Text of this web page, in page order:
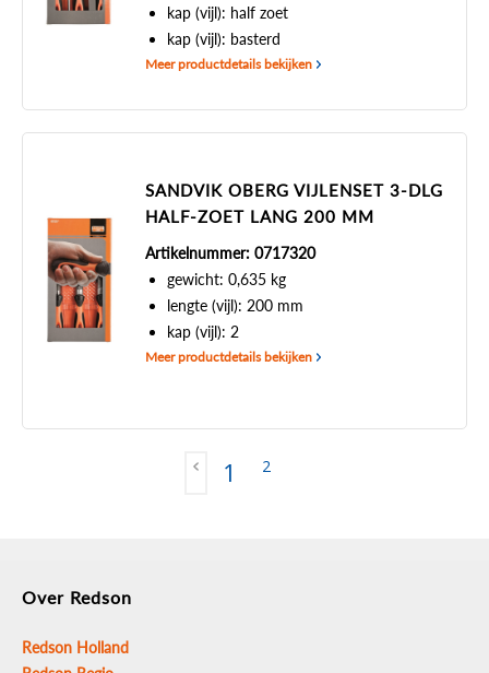
kap (vijl): half zoet
kap (vijl): basterd
Meer productdetails bekijken
SANDVIK OBERG VIJLENSET 3-DLG
HALF-ZOET LANG 200 MM
Artikelnummer: 0717320
gewicht: 0,635 kg
lengte (vijl): 200 mm
kap (vijl): 2
Meer productdetails bekijken
1 2
Over Redson
Redson Holland